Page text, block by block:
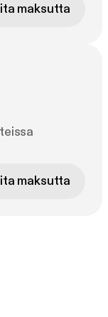
maksutta
maksutta